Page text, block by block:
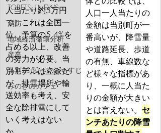
TOBETSU NEWS
消防
地域経済循環分析
産業
当別2050へのみちすじ
みのきのカフェ
人当たり約5万円
で、これは全国一
位。予算の5.4%を
占める以上、改善
の努力が必要。当
別モデルは立派だ
が、排雪場所や輸
送効率も考え、安
全な除排雪にして
いく考えはない
人口一人当たりの
金額は当別町が一
番高いが、降雪量
や道路延長、歩道
の有無、車線数な
ど様々な指標があ
り、一概に人当た
りの金額が大きい
とは言えない。 セ
ンチあたりの降雪